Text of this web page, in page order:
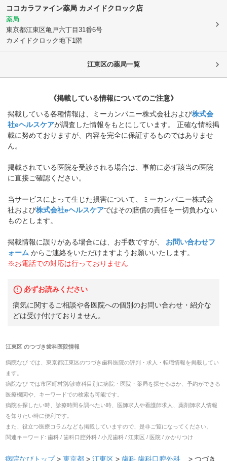
ココカラファイン薬局 カメイドクロック店
薬局
東京都江東区亀戸六丁目31番6号
カメイドクロック地下1階
江東区の薬局一覧
《掲載している情報についてのご注意》
掲載している各種情報は、ミーカンパニー株式会社および株式会
社eヘルスケアが調査した情報をもとにしています。 正確な情報掲
載に努めておりますが、内容を完全に保証するものではありませ
ん。
掲載されている医院を受診される場合は、事前に必ず該当の医院
に直接ご確認ください。
当サービスによって生じた損害について、ミーカンパニー株式会
社および株式会社eヘルスケアではその賠償の責任を一切負わない
ものとします。
掲載情報に誤りがある場合には、お手数ですが、
お問い合わせフ
ォーム からご連絡をいただけますようお願いいたします。
※お電話での対応は行っておりません
必ずお読みください
病気に関するご相談や各医院への個別のお問い合わせ・紹介な
どは受け付けておりません。
江東区のつづき歯科医院情報
病院なび では、 東京都江東区のつづき歯科医院の評判・求人・転職情報を掲載してい
ます。
病院なび では市区町村別/診療科目別に病院・医院・薬局を探せるほか、予約ができる
医療機関や、キーワードでの検索も可能です。
病院を探したい時、診療時間を調べたい時、医師求人や看護師求人、薬剤師求人情報
を知りたい時に便利です。
また、役立つ医療コラムなども掲載していますので、是非ご覧になってください。
関連キーワード: 歯科 / 歯科口腔外科 / 小児歯科 / 江東区 / 医院 / かかりつけ
病院なびトップ > 東京都 > 江東区 > 歯科 歯科口腔外科 ... > つづき